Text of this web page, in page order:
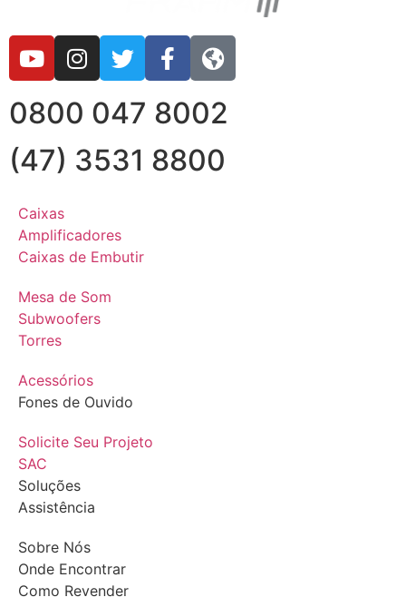
0800 047 8002
(47) 3531 8800
Caixas
Amplificadores
Caixas de Embutir
Mesa de Som
Subwoofers
Torres
Acessórios
Fones de Ouvido
Solicite Seu Projeto
SAC
Soluções
Assistência
Sobre Nós
Onde Encontrar
Como Revender